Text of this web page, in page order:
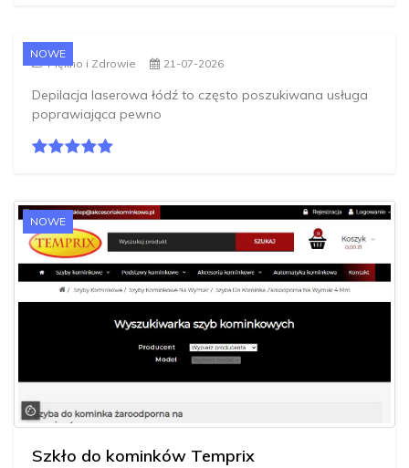
NOWE
Piękno i Zdrowie 21-07-2026
Depilacja laserowa łódź to często poszukiwana usługa
poprawiająca pewno
NOWE
Szkło do kominków Temprix